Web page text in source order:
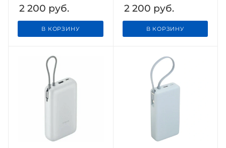
2 200 руб.
В КОРЗИНУ
2 200 руб.
В КОРЗИНУ